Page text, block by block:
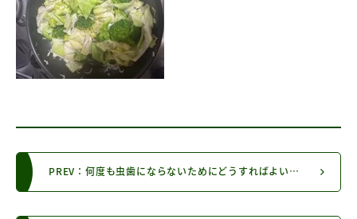
PREV：何度も虫歯にならないためにどうすればよいですか？